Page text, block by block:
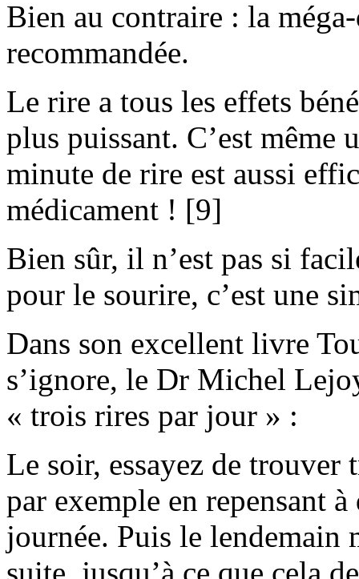
Bien au contraire : la
recommandée.
Le rire a tous les effets
plus puissant. C’est même
minute de rire est aussi
médicament ! [9]
Bien sûr, il n’est pas si
pour le sourire, c’est une
Dans son excellent livre
s’ignore, le Dr Michel
« trois rires par jour » :
Le soir, essayez de
par exemple en repensant
journée. Puis le lendemain
suite, jusqu’à ce que cela